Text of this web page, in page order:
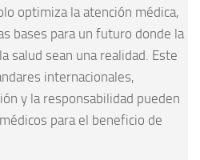
optimiza la atención médica,
bases para un futuro donde la
salud sean una realidad. Este
internacionales,
y la responsabilidad pueden
para el beneficio de